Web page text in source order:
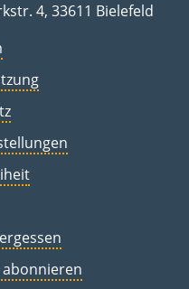
4, 33611 Bielefeld